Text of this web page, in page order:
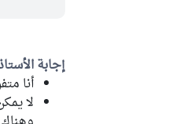
إجابة
أنا
لا